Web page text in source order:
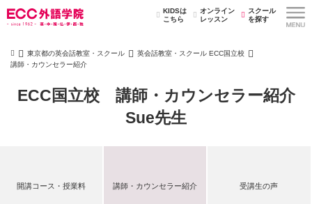
KIDSは
こちら
オンライン
レッスン
スクール
を探す
東京都の英会話教室・スクール
英会話教室・スクール ECC国立校
講師・カウンセラー紹介
ECC国立校 講師・カウンセラー紹介
Sue先生
開講コース・授業料 講師・カウンセラー紹介 受講生の声